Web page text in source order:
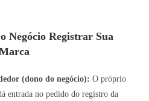
Negócio Registrar Sua
(dono do negócio): O próprio
entrada no pedido do registro da